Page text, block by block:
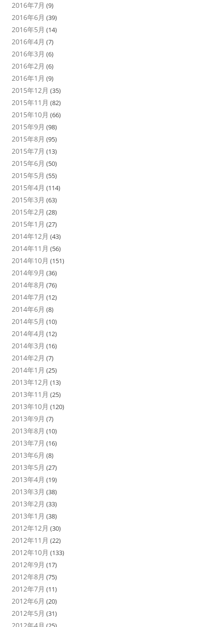
2016年7月 (9)
2016年6月 (39)
2016年5月 (14)
2016年4月 (7)
2016年3月 (6)
2016年2月 (6)
2016年1月 (9)
2015年12月 (35)
2015年11月 (82)
2015年10月 (66)
2015年9月 (98)
2015年8月 (95)
2015年7月 (13)
2015年6月 (50)
2015年5月 (55)
2015年4月 (114)
2015年3月 (63)
2015年2月 (28)
2015年1月 (27)
2014年12月 (43)
2014年11月 (56)
2014年10月 (151)
2014年9月 (36)
2014年8月 (76)
2014年7月 (12)
2014年6月 (8)
2014年5月 (10)
2014年4月 (12)
2014年3月 (16)
2014年2月 (7)
2014年1月 (25)
2013年12月 (13)
2013年11月 (25)
2013年10月 (120)
2013年9月 (7)
2013年8月 (10)
2013年7月 (16)
2013年6月 (8)
2013年5月 (27)
2013年4月 (19)
2013年3月 (38)
2013年2月 (33)
2013年1月 (38)
2012年12月 (30)
2012年11月 (22)
2012年10月 (133)
2012年9月 (17)
2012年8月 (75)
2012年7月 (11)
2012年6月 (20)
2012年5月 (31)